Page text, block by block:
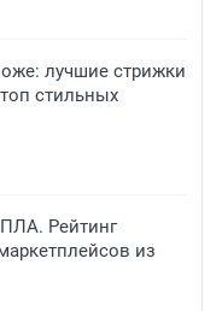
лучшие стрижки
стильных
Рейтинг
из